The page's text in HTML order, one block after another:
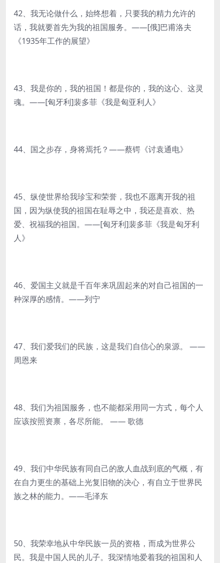
42、我无论做什么，始终想着，只要我的精力允许的
话，我就要首先为我的祖国服务。——[俄]巴甫洛夫
《1935年工作的展望》
43、我是你的，我的祖国！都是你的，我的这心、这灵
魂。——[匈牙利]裴多菲《我是匈亚利人》
44、国之步存，身将焉托？——蔡锷《讨袁通电》
45、纵使世界给我珍宝和荣誉，我也不愿离开我的祖
国，因为纵使我的祖国在耻辱之中，我还是喜欢、热
爱、祝福我的祖国。——[匈牙利]裴多菲《我是匈牙利
人》
46、爱国主义就是千百年来巩固起来的对自己祖国的一
种深厚的感情。——列宁
47、我们爱我们的民族，这是我们自信心的泉源。 ——
周恩来
48、我们为祖国服务，也不能都采用同一方式，每个人
应该按照资禀，各尽所能。 —— 歌德
49、我们中华民族有同自己的敌人血战到底的气概，有
在自力更生的基础上光复旧物的决心，有自立于世界民
族之林的能力。——毛泽东
50、我荣幸地从中华民族一员的资格，而成为世界公
民。我是中国人民的儿子。我深情地爱着我的祖国和人